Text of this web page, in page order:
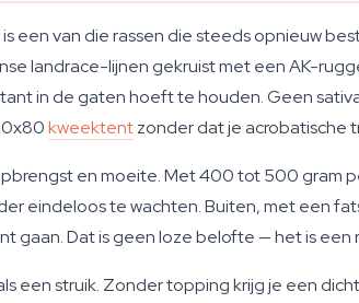
een van die rassen die steeds opnieuw
landrace-lijnen gekruist met een AK-
in de gaten hoeft te houden. Geen
kweektentzonder dat je acrobatische
en moeite. Met 400 tot 500 gram
eindeloos te wachten. Buiten, met een
gaan. Dat is geen loze belofte — het is
een struik. Zonder topping krijg je een